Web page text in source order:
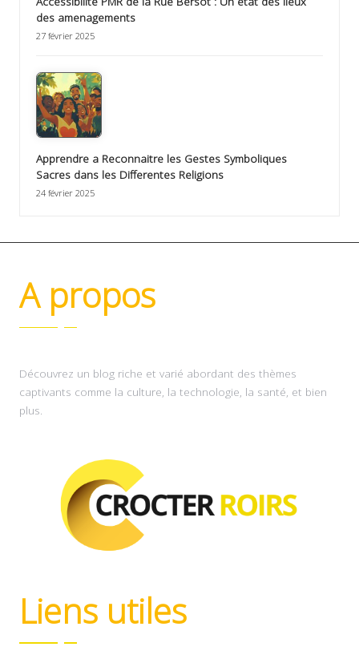
des amenagements
27 février 2025
Apprendre a Reconnaitre les Gestes Symboliques
Sacres dans les Differentes Religions
24 février 2025
A propos
Découvrez un blog riche et varié abordant des thèmes
captivants comme la culture, la technologie, la santé, et bien
plus.
Liens utiles